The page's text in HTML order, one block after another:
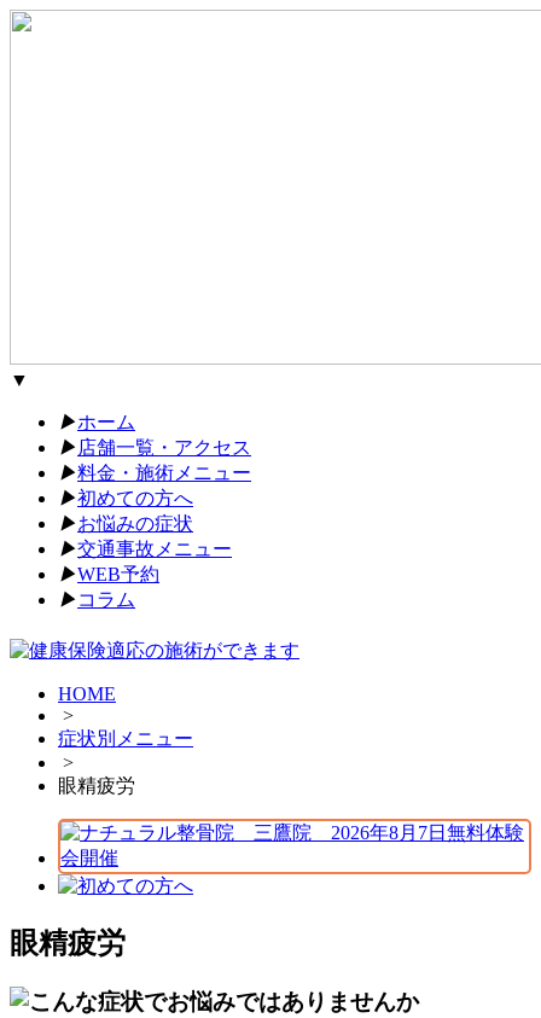
▼
▶︎ホーム
▶︎店舗一覧・アクセス
▶︎料金・施術メニュー
▶︎初めての方へ
▶︎お悩みの症状
▶︎交通事故メニュー
▶︎WEB予約
▶︎コラム
HOME
>
症状別メニュー
>
眼精疲労
眼精疲労